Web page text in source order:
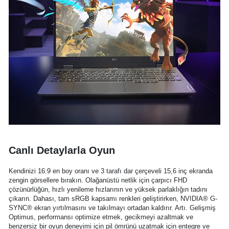
Canlı Detaylarla Oyun
Kendinizi 16:9 en boy oranı ve 3 tarafı dar çerçeveli 15,6 inç ekranda
zengin görsellere bırakın. Olağanüstü netlik için çarpıcı FHD
çözünürlüğün, hızlı yenileme hızlarının ve yüksek parlaklığın tadını
çıkarın. Dahası, tam sRGB kapsamı renkleri geliştirirken, NVIDIA® G-
SYNC® ekran yırtılmasını ve takılmayı ortadan kaldırır. Artı. Gelişmiş
Optimus, performansı optimize etmek, gecikmeyi azaltmak ve
benzersiz bir oyun deneyimi için pil ömrünü uzatmak için entegre ve